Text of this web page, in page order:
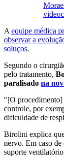
A equipe médica
observar a
soluços.
Segundo o
pelo tratamento,
paralisado na
"[O procedimento]
controle, por
dificuldade de
Birolini explica
nervo. Em caso
suporte